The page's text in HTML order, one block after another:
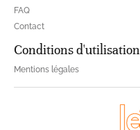
FAQ
Contact
Conditions d'utilisation
Mentions légales